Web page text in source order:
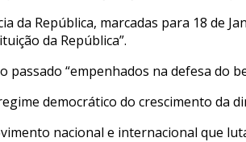
da República, marcadas para 18 de
da República”.
“empenhados na defesa do
democrático do crescimento da
nacional e internacional que